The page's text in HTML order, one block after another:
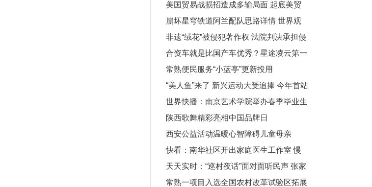
更高才能看得更远
美国贸易战损招造成多输局面 起底美贸
易战反智本质述评
崩坏星穹铁道阿兰配队思路详情 世界观
焦点
非遗“绒花”被侵犯著作权 法院判决承担侵
权责任 环球看热讯
合资车就是比国产车优秀？星途凌云第一
个不服
常熟便民服务“小蓝亭”更新投用
“美人鱼”来了 新兴运动大受追捧 今年首站
在无锡开赛 新要闻
世界快播：南京艺术学院举办春季毕业生
校园招聘会 150多家用人单位带来5000
多职位
陕西歌舞精彩亮相中国品牌日
西安公益活动温暖心智障碍儿童母亲
快看：南华社区开出家庭医生工作室 慢
阻肺筛查就医指导为特色服务
天天实时：“巡村夜话”面对面听民声 张家
港市助推巡察提质增效
常熟一项目入选全国农村改革试验区拓展